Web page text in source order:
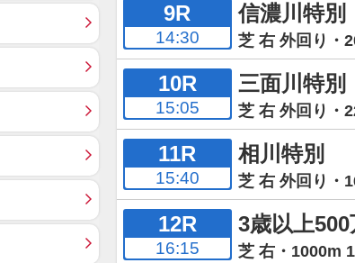
9R
14:30
信濃川特別
芝 右 外回り・
10R
15:05
三面川特別
芝 右 外回り・
11R
15:40
相川特別
芝 右 外回り・
12R
16:15
3歳以上
芝 右・1000m